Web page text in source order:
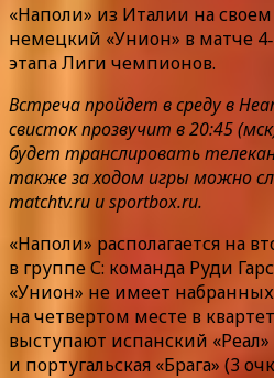
«Наполи» из Италии на
немецкий «Унион» в матче
этапа Лиги чемпионов.
Встреча пройдет в среду в
свисток прозвучит в 20:45
будет транслировать
также за ходом игры можно
matchtv.ru и sportbox.ru.
«Наполи» располагается на
в группе С: команда Руди
«Унион» не имеет набранных
на четвертом месте в
выступают испанский «Реал»
и португальская «Брага» (3